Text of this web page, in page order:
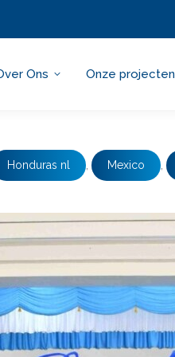
Ons Onze projecten
Honduras nl , Mexico ,